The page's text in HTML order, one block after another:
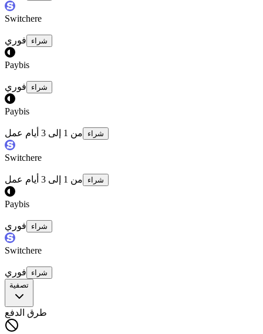
Switchere
فوري شراء
Paybis
فوري شراء
Paybis
من 1 إلى 3 أيام عمل شراء
Switchere
من 1 إلى 3 أيام عمل شراء
Paybis
فوري شراء
Switchere
فوري
شراء
تصفية
طرق الدفع